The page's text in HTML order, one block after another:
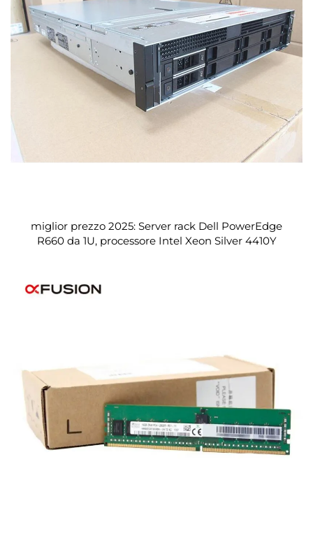
miglior prezzo 2025: Server rack Dell PowerEdge
R660 da 1U, processore Intel Xeon Silver 4410Y